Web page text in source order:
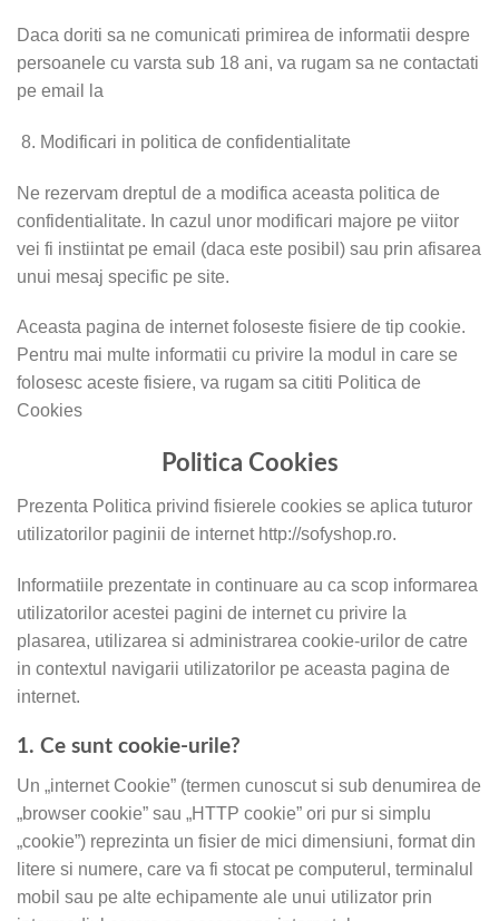
Daca doriti sa ne comunicati primirea de informatii despre
persoanele cu varsta sub 18 ani, va rugam sa ne contactati
pe email la
Modificari in politica de confidentialitate
Ne rezervam dreptul de a modifica aceasta politica de
confidentialitate. In cazul unor modificari majore pe viitor
vei fi instiintat pe email (daca este posibil) sau prin afisarea
unui mesaj specific pe site.
Aceasta pagina de internet foloseste fisiere de tip cookie.
Pentru mai multe informatii cu privire la modul in care se
folosesc aceste fisiere, va rugam sa cititi Politica de
Cookies
Politica Cookies
Prezenta Politica privind fisierele cookies se aplica tuturor
utilizatorilor paginii de internet http://sofyshop.ro.
Informatiile prezentate in continuare au ca scop informarea
utilizatorilor acestei pagini de internet cu privire la
plasarea, utilizarea si administrarea cookie-urilor de catre
in contextul navigarii utilizatorilor pe aceasta pagina de
internet.
1. Ce sunt cookie-urile?
Un „internet Cookie” (termen cunoscut si sub denumirea de
„browser cookie” sau „HTTP cookie” ori pur si simplu
„cookie”) reprezinta un fisier de mici dimensiuni, format din
litere si numere, care va fi stocat pe computerul, terminalul
mobil sau pe alte echipamente ale unui utilizator prin